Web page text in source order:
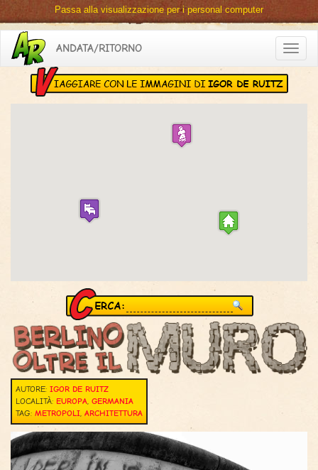
Passa alla visualizzazione per i personal computer
ANDATA/RITORNO
AUTORE: IGOR DE RUITZ
LOCALITÀ: EUROPA, GERMANIA
TAG: METROPOLI, ARCHITETTURA